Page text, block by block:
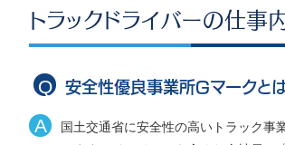
トラックドライバーの仕事
安全性優良事業所Gマークと
国土交通省に安全性の高いトラック事